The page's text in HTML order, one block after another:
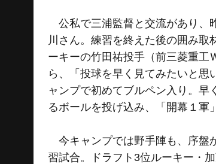
公私で三浦監督と交流があり、
川さん。練習を終えた後の囲み
ーキーの竹田祐投手（前三菱重工
ら、「投球を早く見てみたいと
ャンプで初めてブルペン入り。早
るボールを投げ込み、「開幕１軍
今キャンプでは野手陣も、序盤
習試合。ドラフト3位ルーキー・